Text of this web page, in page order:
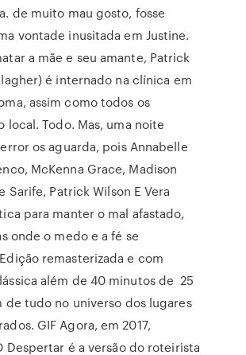
de muito mau gosto, fosse
vontade inusitada em Justine.
a mãe e seu amante, Patrick
é internado na clínica em
assim como todos os
local. Todo. Mas, uma noite
os aguarda, pois Annabelle
McKenna Grace, Madison
Sarife, Patrick Wilson E Vera
para manter o mal afastado,
onde o medo e a fé se
remasterizada e com
além de 40 minutos de 25
de tudo no universo dos lugares
GIF Agora, em 2017,
Despertar é a versão do roteirista